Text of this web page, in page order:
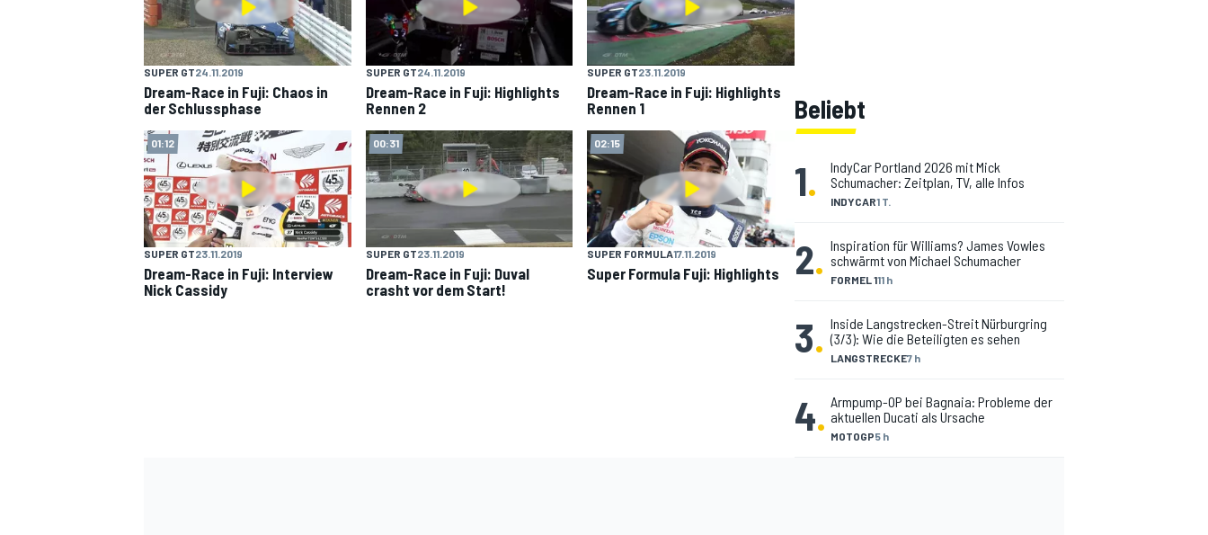
SUPER GT24.11.2019
Dream-Race in Fuji: Chaos in
der Schlussphase
SUPER GT24.11.2019
Dream-Race in Fuji: Highlights
Rennen 2
SUPER GT23.11.2019
Dream-Race in Fuji: Highlights
Rennen 1
01:12
SUPER GT23.11.2019
Dream-Race in Fuji: Interview
Nick Cassidy
00:31
SUPER GT23.11.2019
Dream-Race in Fuji: Duval
crasht vor dem Start!
02:15
SUPER FORMULA17.11.2019
Super Formula Fuji: Highlights
Beliebt
1. INDYCAR1 T.
IndyCar Portland 2026 mit Mick
Schumacher: Zeitplan, TV, alle Infos
2. FORMEL 111 h
Inspiration für Williams? James Vowles
schwärmt von Michael Schumacher
3. LANGSTRECKE7 h
Inside Langstrecken-Streit Nürburgring
(3/3): Wie die Beteiligten es sehen
4. MOTOGP5 h
Armpump-OP bei Bagnaia: Probleme der
aktuellen Ducati als Ursache